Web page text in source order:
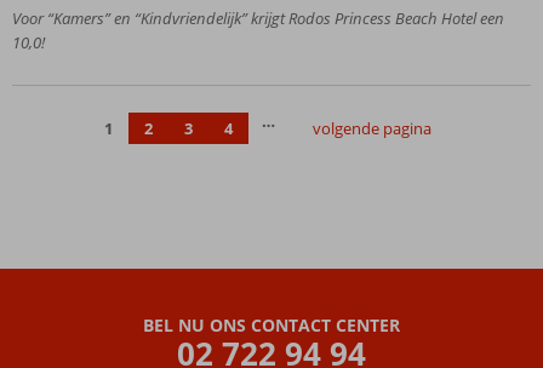
Vlak
Veel
Voor “Kamers” en “Kindvriendelijk” krijgt Rodos Princess Beach Hotel een
10,0!
1 2 3 4 … volgende pagina
BEL NU ONS CONTACT CENTER
02 722 94 94